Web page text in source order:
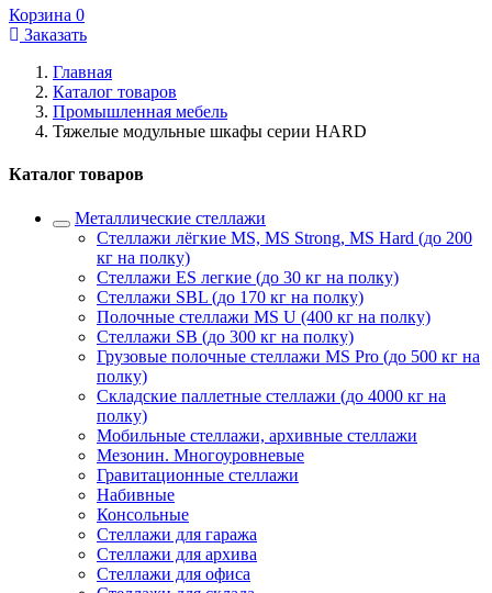
Корзина 0
Заказать
Главная
Каталог товаров
Промышленная мебель
Тяжелые модульные шкафы серии HARD
Каталог товаров
Металлические стеллажи
Стеллажи лёгкие MS, MS Strong, MS Hard (до 200
кг на полку)
Стеллажи ES легкие (до 30 кг на полку)
Стеллажи SBL (до 170 кг на полку)
Полочные стеллажи MS U (400 кг на полку)
Стеллажи SB (до 300 кг на полку)
Грузовые полочные стеллажи MS Pro (до 500 кг на
полку)
Складские паллетные стеллажи (до 4000 кг на
полку)
Мобильные стеллажи, архивные стеллажи
Мезонин. Многоуровневые
Гравитационные стеллажи
Набивные
Консольные
Стеллажи для гаража
Стеллажи для архива
Стеллажи для офиса